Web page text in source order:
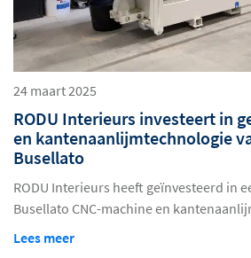
24 maart 2025
RODU Interieurs investeert in
en kantenaanlijmtechnologie
Busellato
RODU Interieurs heeft geïnvesteerd in
Busellato CNC-machine en
Lees meer